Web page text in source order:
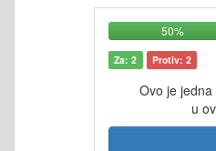
50%
Za: 2 Protiv: 2
Ovo je jedna
u